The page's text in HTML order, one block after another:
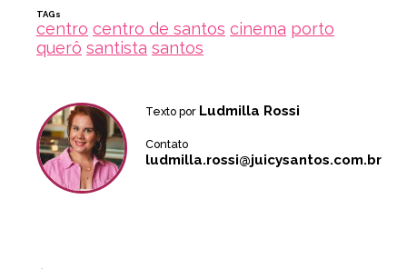
TAGs
centro centro de santos cinema porto
querô santista santos
Texto por Ludmilla Rossi
Contato
ludmilla.rossi@juicysantos.com.br